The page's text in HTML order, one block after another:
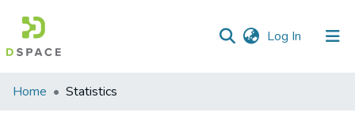
Log In (current)
Home Statistics